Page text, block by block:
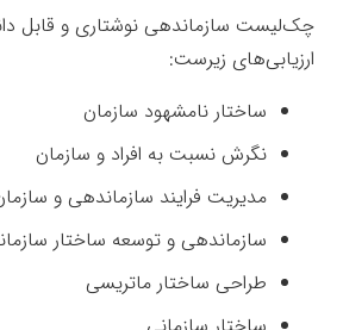
چک‌لیست سازماندهی نوشتاری و قابل
ارزیابی‌های زیرست:
ساختار نامشهود سازمان
نگرش نسبت به افراد و سازمان
مدیریت فرایند سازماندهی و
سازماندهی و توسعه ساختار
طراحی ساختار ماتریسی